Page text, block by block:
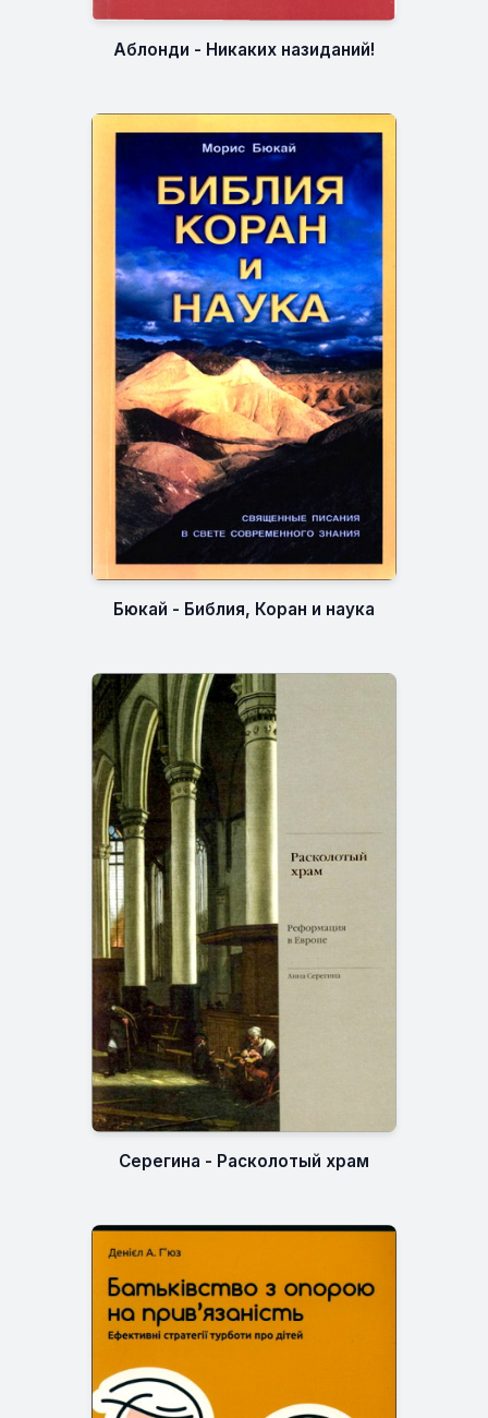
Аблонди - Никаких назиданий!
Бюкай - Библия, Коран и наука
Серегина - Расколотый храм